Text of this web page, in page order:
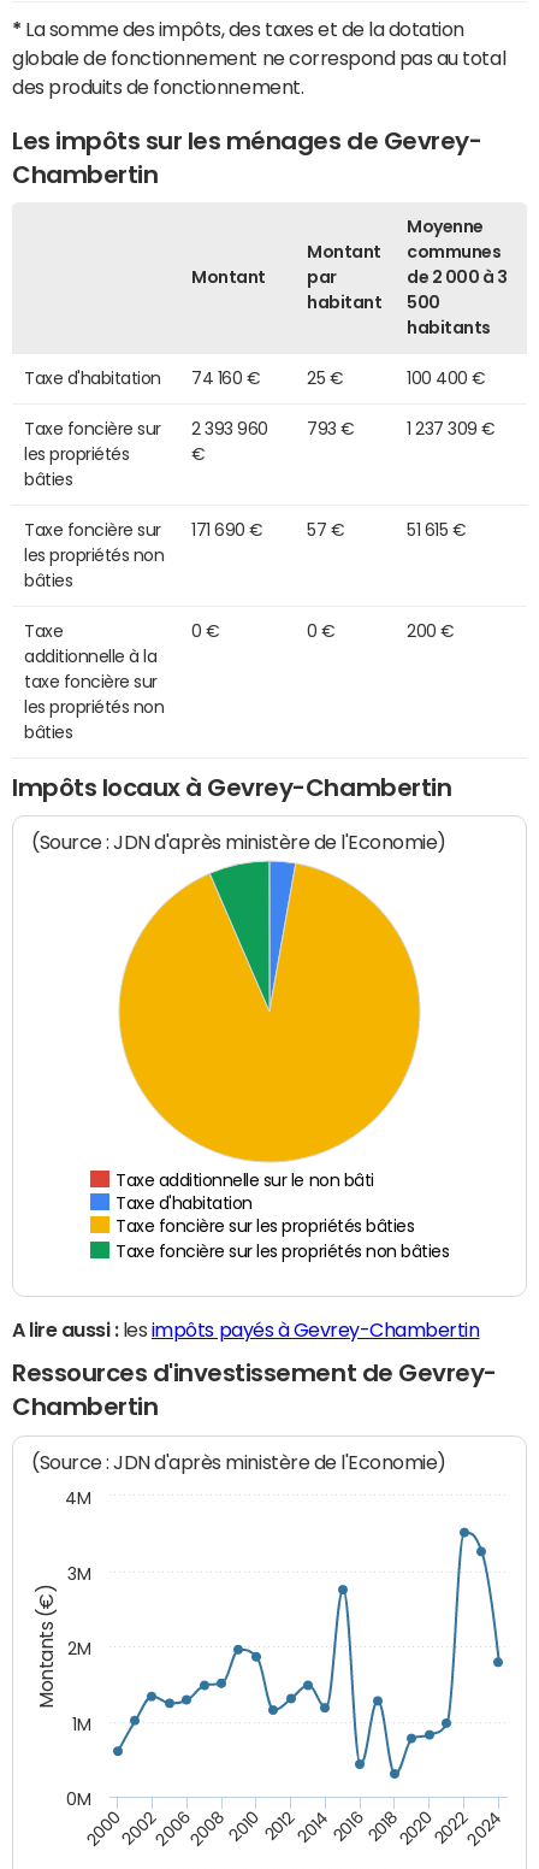
* La somme des impôts, des taxes et de la dotation
globale de fonctionnement ne correspond pas au total
des produits de fonctionnement.
Les impôts sur les ménages de Gevrey-
Chambertin
Montant
Montant
par
habitant
Moyenne
communes
de 2 000 à 3
500
habitants
Taxe d'habitation 74 160 € 25 € 100 400 €
Taxe foncière sur
les propriétés
bâties
2 393 960
€
793 € 1 237 309 €
Taxe foncière sur
les propriétés non
bâties
171 690 € 57 € 51 615 €
Taxe
additionnelle à la
taxe foncière sur
les propriétés non
bâties
0 € 0 € 200 €
Impôts locaux à Gevrey-Chambertin
(Source : JDN d'après ministère de l'Economie)
Taxe additionnelle sur le non bâti
Taxe d'habitation
Taxe foncière sur les propriétés bâties
Taxe foncière sur les propriétés non bâties
A lire aussi :les impôts payés à Gevrey-Chambertin
Ressources d'investissement de Gevrey-
Chambertin
Montants (€)
(Source : JDN d'après ministère de l'Economie)
20002002200620082010 2012201420162018202020222024
0M
1M
2M
3M
4M